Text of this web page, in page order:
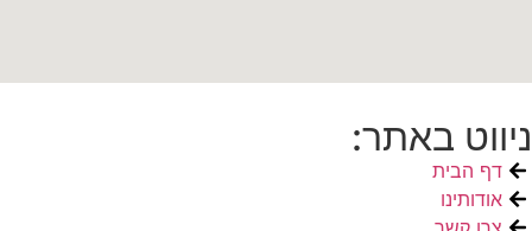
ניווט באתר:
דף הבית
אודותינו